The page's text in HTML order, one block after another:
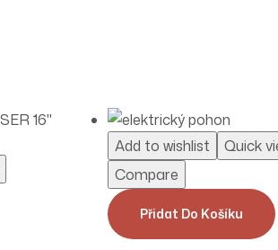
Add to wishlist
Quick
Compare
Přidat Do Košíku